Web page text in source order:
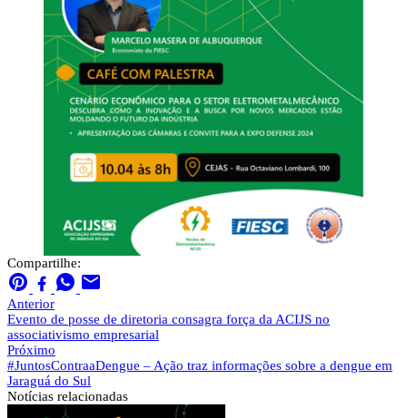
Compartilhe:
Anterior
Evento de posse de diretoria consagra força da ACIJS no
associativismo empresarial
Próximo
#JuntosContraaDengue – Ação traz informações sobre a dengue em
Jaraguá do Sul
Notícias relacionadas